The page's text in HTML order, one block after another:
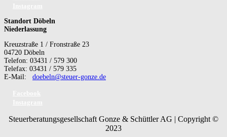
Standort Döbeln
Niederlassung
Kreuzstraße 1 / Fronstraße 23
04720 Döbeln
Telefon: 03431 / 579 300
Telefax: 03431 / 579 335
E-Mail: doebeln@steuer-gonze.de
Steuerberatungsgesellschaft Gonze & Schüttler AG | Copyright ©
2023